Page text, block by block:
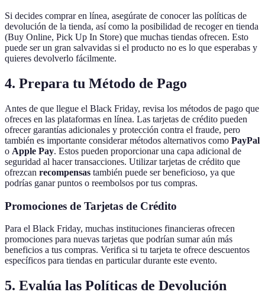
Si decides comprar en línea, asegúrate de conocer las políticas de
devolución de la tienda, así como la posibilidad de recoger en tienda
(Buy Online, Pick Up In Store) que muchas tiendas ofrecen. Esto
puede ser un gran salvavidas si el producto no es lo que esperabas y
quieres devolverlo fácilmente.
4. Prepara tu Método de Pago
Antes de que llegue el Black Friday, revisa los métodos de pago que
ofreces en las plataformas en línea. Las tarjetas de crédito pueden
ofrecer garantías adicionales y protección contra el fraude, pero
también es importante considerar métodos alternativos como PayPal
o Apple Pay. Estos pueden proporcionar una capa adicional de
seguridad al hacer transacciones. Utilizar tarjetas de crédito que
ofrezcan recompensas también puede ser beneficioso, ya que
podrías ganar puntos o reembolsos por tus compras.
Promociones de Tarjetas de Crédito
Para el Black Friday, muchas instituciones financieras ofrecen
promociones para nuevas tarjetas que podrían sumar aún más
beneficios a tus compras. Verifica si tu tarjeta te ofrece descuentos
específicos para tiendas en particular durante este evento.
5. Evalúa las Políticas de Devolución